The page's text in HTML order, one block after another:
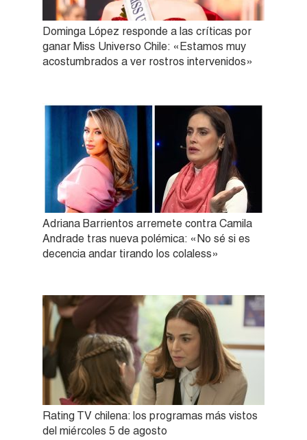
Dominga López responde a las críticas por
ganar Miss Universo Chile: «Estamos muy
acostumbrados a ver rostros intervenidos»
Adriana Barrientos arremete contra Camila
Andrade tras nueva polémica: «No sé si es
decencia andar tirando los colaless»
Rating TV chilena: los programas más vistos
del miércoles 5 de agosto